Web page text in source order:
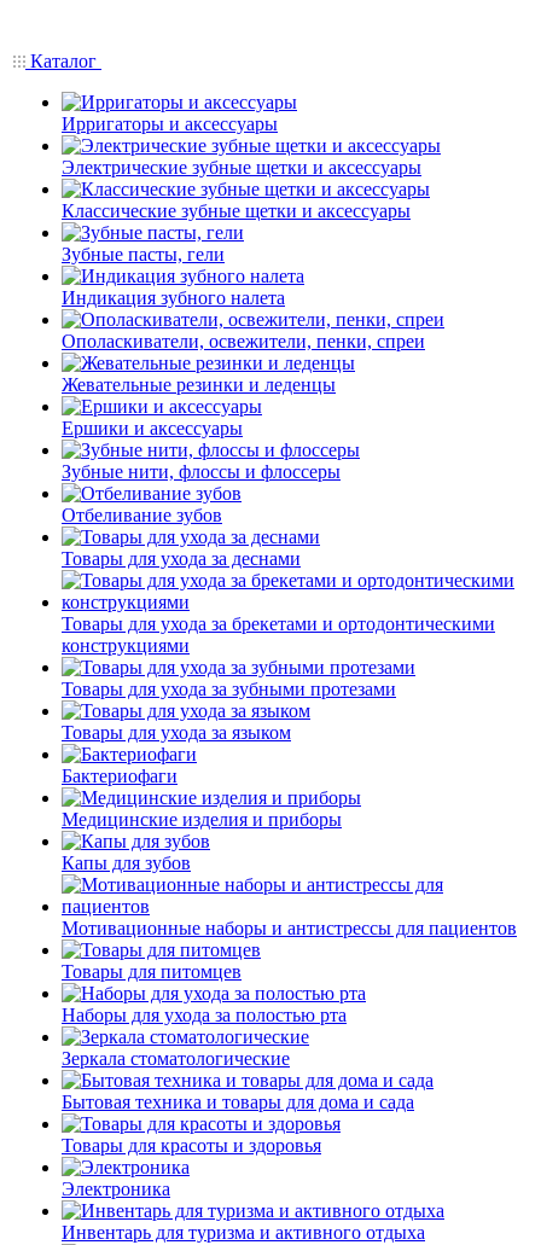
Каталог
Ирригаторы и аксессуары
Электрические зубные щетки и аксессуары
Классические зубные щетки и аксессуары
Зубные пасты, гели
Индикация зубного налета
Ополаскиватели, освежители, пенки, спреи
Жевательные резинки и леденцы
Ершики и аксессуары
Зубные нити, флоссы и флоссеры
Отбеливание зубов
Товары для ухода за деснами
Товары для ухода за брекетами и ортодонтическими
конструкциями
Товары для ухода за зубными протезами
Товары для ухода за языком
Бактериофаги
Медицинские изделия и приборы
Капы для зубов
Мотивационные наборы и антистрессы для пациентов
Товары для питомцев
Наборы для ухода за полостью рта
Зеркала стоматологические
Бытовая техника и товары для дома и сада
Товары для красоты и здоровья
Электроника
Инвентарь для туризма и активного отдыха